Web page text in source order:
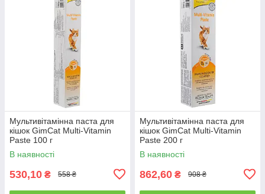
Мультивітамінна паста для
кішок GimCat Multi-Vitamin
Paste 100 г
В наявності
530,10 ₴ 558 ₴
Мультивітамінна паста для
кішок GimCat Multi-Vitamin
Paste 200 г
В наявності
862,60 ₴ 908 ₴